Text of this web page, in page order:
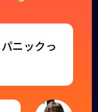
ニックっ